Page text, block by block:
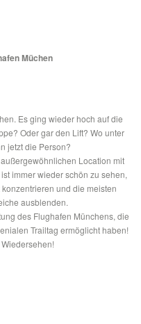
Müchen
Es ging wieder hoch auf die
Oder gar den Lift? Wo unter
jetzt die Person?
Location mit
immer wieder schön zu sehen,
und die meisten
ausblenden.
des Flughafen Münchens, die
Trailtag ermöglicht haben!